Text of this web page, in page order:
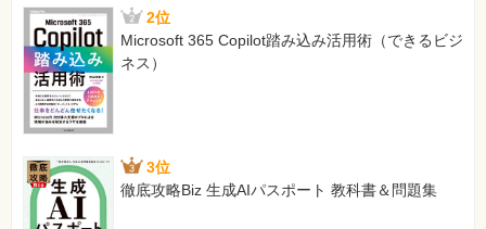
[正]
指定数量の10倍以上の危険物を取り扱う移動タンク貯蔵
所には、自動火災報知設備を設置しなければならない。
【 第4刷にて修正 】
49ページ 囲み記事「覚える」内、「・ガス漏れ火災～～」の
[誤]
・ガス漏れ火災警報設備を特定防火対象物、温泉採取施設
に設置する場合
2位
Microsoft 365 Copilot踏み込み活用術（できるビジ
ネス）
3位
徹底攻略Biz 生成AIパスポート 教科書＆問題集